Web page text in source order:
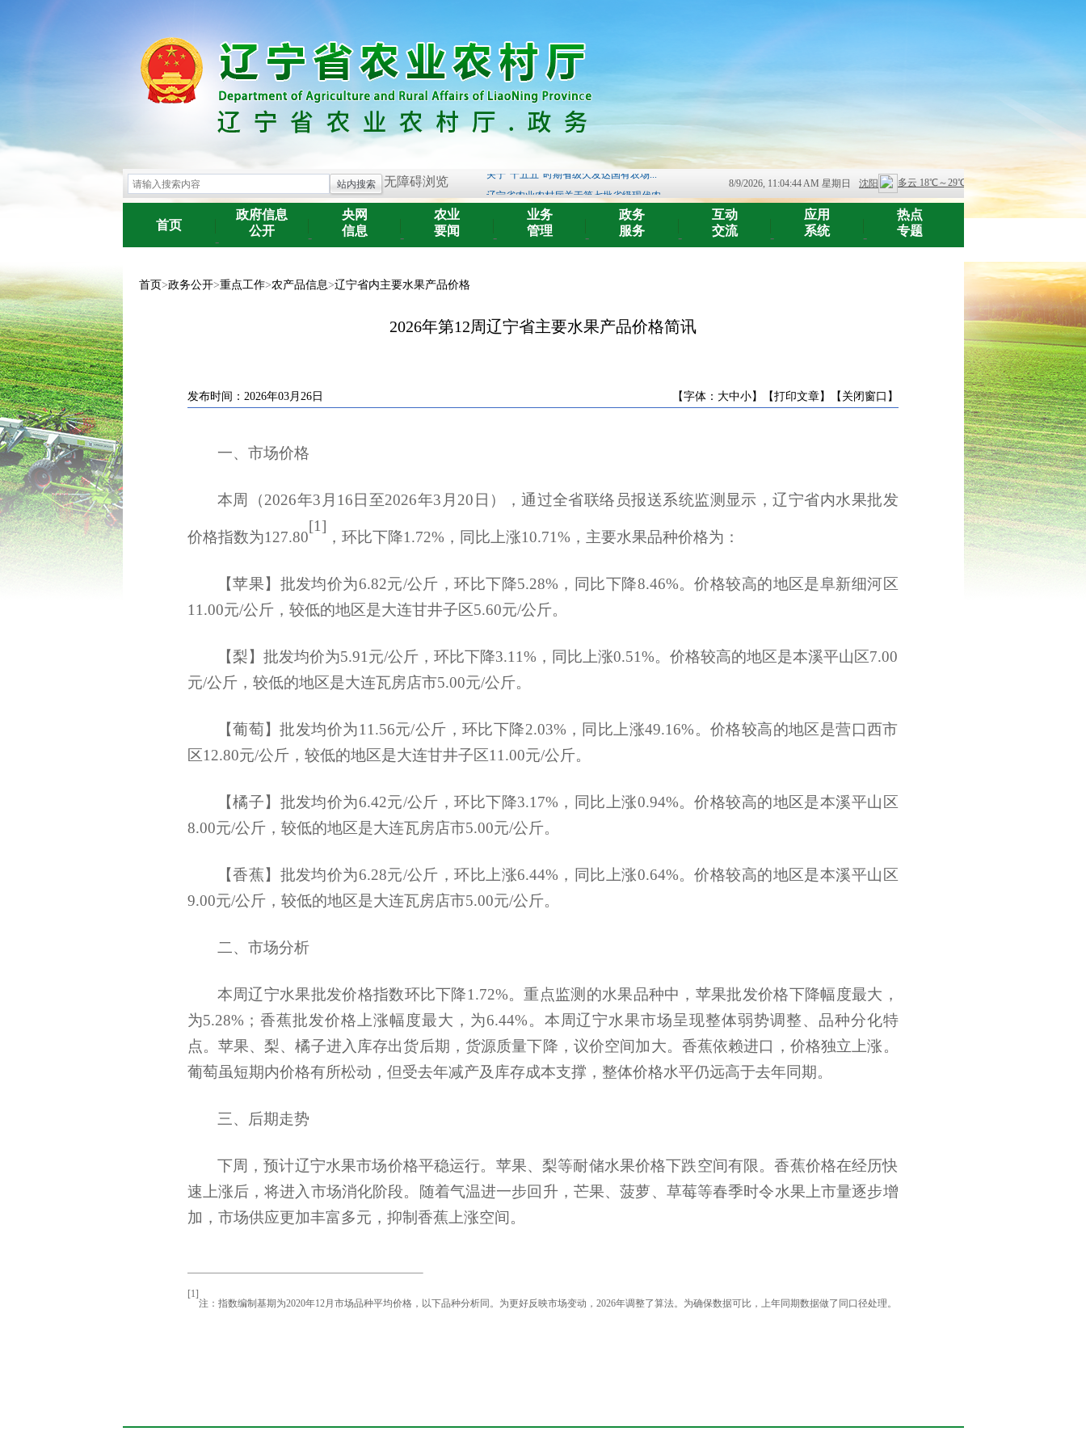
8/9/2026, 11:04:44 AM 星期日
关于开展《辽宁省黑土地保护条例》 问卷...
辽宁省农业农村厅关于遴选国家现代农业...
关于“十五五”时期省级欠发达国有农场...
辽宁省农业农村厅关于注销农作物种子生...
辽宁省农业农村厅公开征求中小型海洋捕...
辽宁省海洋与渔业行政执法总队关于涉嫌...
关于开展《辽宁省黑土地保护条例》 问卷...
辽宁省农业农村厅关于发布《辽宁省海洋...
关于开展《辽宁省黑土地保护条例》 问卷...
关于“十五五”时期省级欠发达国有农场...
辽宁省农业农村厅关于第七批省级现代农...
辽宁省农业农村厅公开征求中小型海洋捕...
辽宁省海洋与渔业行政执法总队关于涉嫌...
关于征求《辽宁绒山羊两年三产技术规程...
第十一届辽宁省农作物品种审定委员会专...
关于开展《辽宁省黑土地保护条例》 问卷...
关于“十五五”时期省级欠发达国有农场...
辽宁省农业农村厅关于注销农作物种子生...
辽宁省海洋与渔业行政执法总队关于涉嫌...
关于征求《辽宁绒山羊两年三产技术规程...
关于“十五五”时期省级欠发达国有农场...
辽宁省农业农村厅关于第七批省级现代农...
辽宁省农业农村厅关于注销农作物种子生...
辽宁省农业农村厅公开征求中小型海洋捕...
关于开展《辽宁省黑土地保护条例》 问卷...
辽宁省农业农村厅关于遴选国家现代农业...
关于“十五五”时期省级欠发达国有农场...
辽宁省海洋与渔业行政执法总队关于涉嫌...
关于“十五五”时期省级欠发达国有农场...
无障碍浏览
首页
-
政府信息
公开
-
央网
信息
-
农业
要闻
-
业务
管理
-
政务
服务
-
互动
交流
-
应用
系统
-
热点
专题
首页>政务公开>重点工作>农产品信息>辽宁省内主要水果产品价格
2026年第12周辽宁省主要水果产品价格简讯
发布时间：2026年03月26日 【关闭窗口】
【打印文章】
【字体： 大中小】
一、市场价格
本周 （2026年3月16日至2026年3月20日） ，通过全省联络员报送系统监测显示，辽宁省内水果批发
价格指数为127.80
[1]
， 环比下降1.72%，同比上涨10.71%，主要水果品种价格为：
【苹果】批发均价为6.82元/公斤，环比下降5.28%，同比下降8.46%。价格较高的地区是阜新细河区
11.00元/公斤，较低的地区是大连甘井子区5.60元/公斤。
【梨】批发均价为5.91元/公斤，环比下降3.11%，同比上涨0.51%。价格较高的地区是本溪平山区7.00
元/公斤，较低的地区是大连瓦房店市5.00元/公斤。
【葡萄】批发均价为11.56元/公斤，环比下降2.03%，同比上涨49.16%。价格较高的地区是营口西市
区12.80元/公斤，较低的地区是大连甘井子区11.00元/公斤。
【橘子】批发均价为6.42元/公斤，环比下降3.17%，同比上涨0.94%。价格较高的地区是本溪平山区
8.00元/公斤，较低的地区是大连瓦房店市5.00元/公斤。
【香蕉】批发均价为6.28元/公斤，环比上涨6.44%，同比上涨0.64%。价格较高的地区是本溪平山区
9.00元/公斤，较低的地区是大连瓦房店市5.00元/公斤。
二、市场分析
本周辽宁水果批发价格指数环比下降1.72%。重点监测的水果品种中，苹果批发价格下降幅度最大，
为5.28%；香蕉批发价格上涨幅度最大，为6.44%。本周辽宁水果市场呈现整体弱势调整、品种分化特
点。苹果、梨、橘子进入库存出货后期，货源质量下降，议价空间加大。香蕉依赖进口，价格独立上涨。
葡萄虽短期内价格有所松动，但受去年减产及库存成本支撑，整体价格水平仍远高于去年同期。
三、后期走势
下周，预计辽宁水果市场价格平稳运行。苹果、梨等耐储水果价格下跌空间有限。香蕉价格在经历快
速上涨后，将进入市场消化阶段。随着气温进一步回升，芒果、菠萝、草莓等春季时令水果上市量逐步增
加，市场供应更加丰富多元，抑制香蕉上涨空间。
[1]
注：指数编制基期为2020年12月市场品种平均价格，以下品种分析同。为更好反映市场变动， 2026年调整了算法。为确保数据可比，上年同期数据做了同口径处理。